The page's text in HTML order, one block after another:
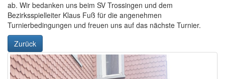
ab. Wir bedanken uns beim SV Trossingen und dem
Bezirksspielleiter Klaus Fuß für die angenehmen
Turnierbedingungen und freuen uns auf das nächste Turnier.
Zurück